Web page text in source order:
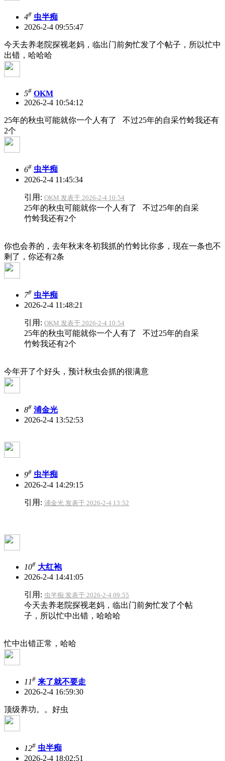
4# 虫半痴
2026-2-4 09:55:47
今天去养老院探视老妈，临出门前匆忙发了个帖子，所以忙中
出错，哈哈哈
5# OKM
2026-2-4 10:54:12
25年的秋虫可能就你一个人有了 不过25年的自采竹蛉我还有
2个
6# 虫半痴
2026-2-4 11:45:34
引用: OKM 发表于 2026-2-4 10:54
25年的秋虫可能就你一个人有了 不过25年的自采
竹蛉我还有2个
你也会养的，去年秋末冬初我抓的竹蛉比你多，现在一条也不
剩了，你还有2条
7# 虫半痴
2026-2-4 11:48:21
引用: OKM 发表于 2026-2-4 10:54
25年的秋虫可能就你一个人有了 不过25年的自采
竹蛉我还有2个
今年开了个好头，预计秋虫会抓的很满意
8# 浦金光
2026-2-4 13:52:53
9# 虫半痴
2026-2-4 14:29:15
引用: 浦金光 发表于 2026-2-4 13:52
10# 大红袍
2026-2-4 14:41:05
引用: 虫半痴 发表于 2026-2-4 09:55
今天去养老院探视老妈，临出门前匆忙发了个帖
子，所以忙中出错，哈哈哈
忙中出错正常，哈哈
11# 来了就不要走
2026-2-4 16:59:30
顶级养功。。好虫
12# 虫半痴
2026-2-4 18:02:51